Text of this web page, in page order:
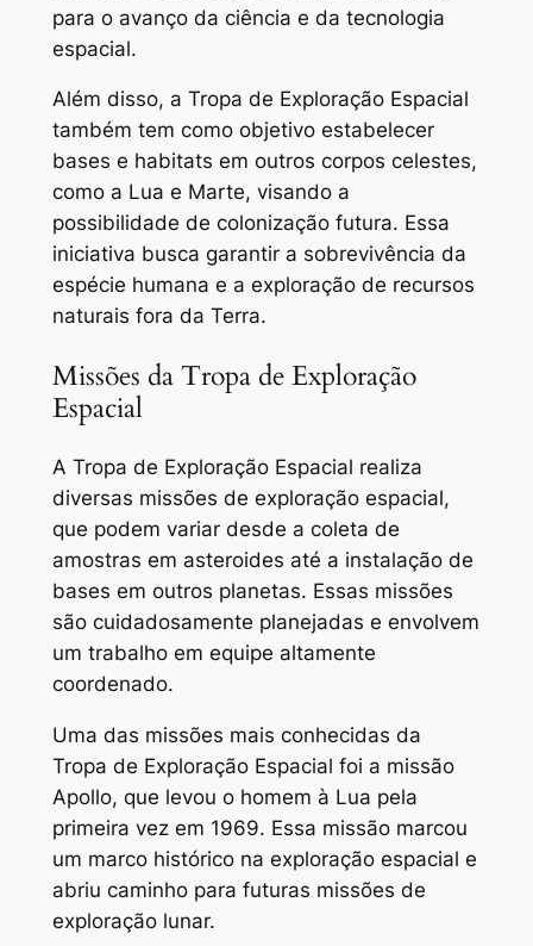
para o avanço da ciência e da tecnologia
espacial.
Além disso, a Tropa de Exploração Espacial
também tem como objetivo estabelecer
bases e habitats em outros corpos celestes,
como a Lua e Marte, visando a
possibilidade de colonização futura. Essa
iniciativa busca garantir a sobrevivência da
espécie humana e a exploração de recursos
naturais fora da Terra.
Missões da Tropa de Exploração
Espacial
A Tropa de Exploração Espacial realiza
diversas missões de exploração espacial,
que podem variar desde a coleta de
amostras em asteroides até a instalação de
bases em outros planetas. Essas missões
são cuidadosamente planejadas e envolvem
um trabalho em equipe altamente
coordenado.
Uma das missões mais conhecidas da
Tropa de Exploração Espacial foi a missão
Apollo, que levou o homem à Lua pela
primeira vez em 1969. Essa missão marcou
um marco histórico na exploração espacial e
abriu caminho para futuras missões de
exploração lunar.